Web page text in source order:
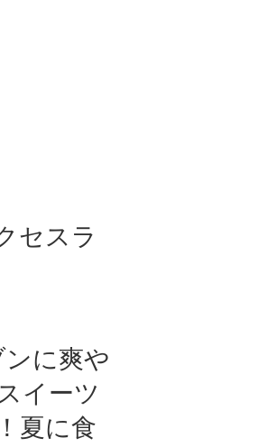
セスラ
ンに爽や
イーツ
夏に食